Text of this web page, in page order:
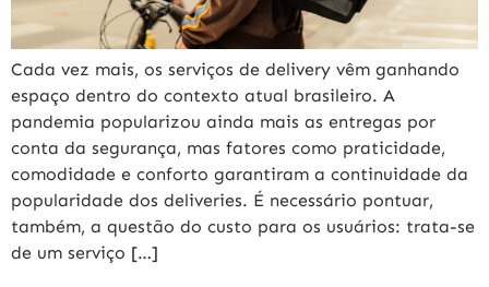
Cada vez mais, os serviços de delivery vêm ganhando
espaço dentro do contexto atual brasileiro. A
pandemia popularizou ainda mais as entregas por
conta da segurança, mas fatores como praticidade,
comodidade e conforto garantiram a continuidade da
popularidade dos deliveries. É necessário pontuar,
também, a questão do custo para os usuários: trata-se
de um serviço […]